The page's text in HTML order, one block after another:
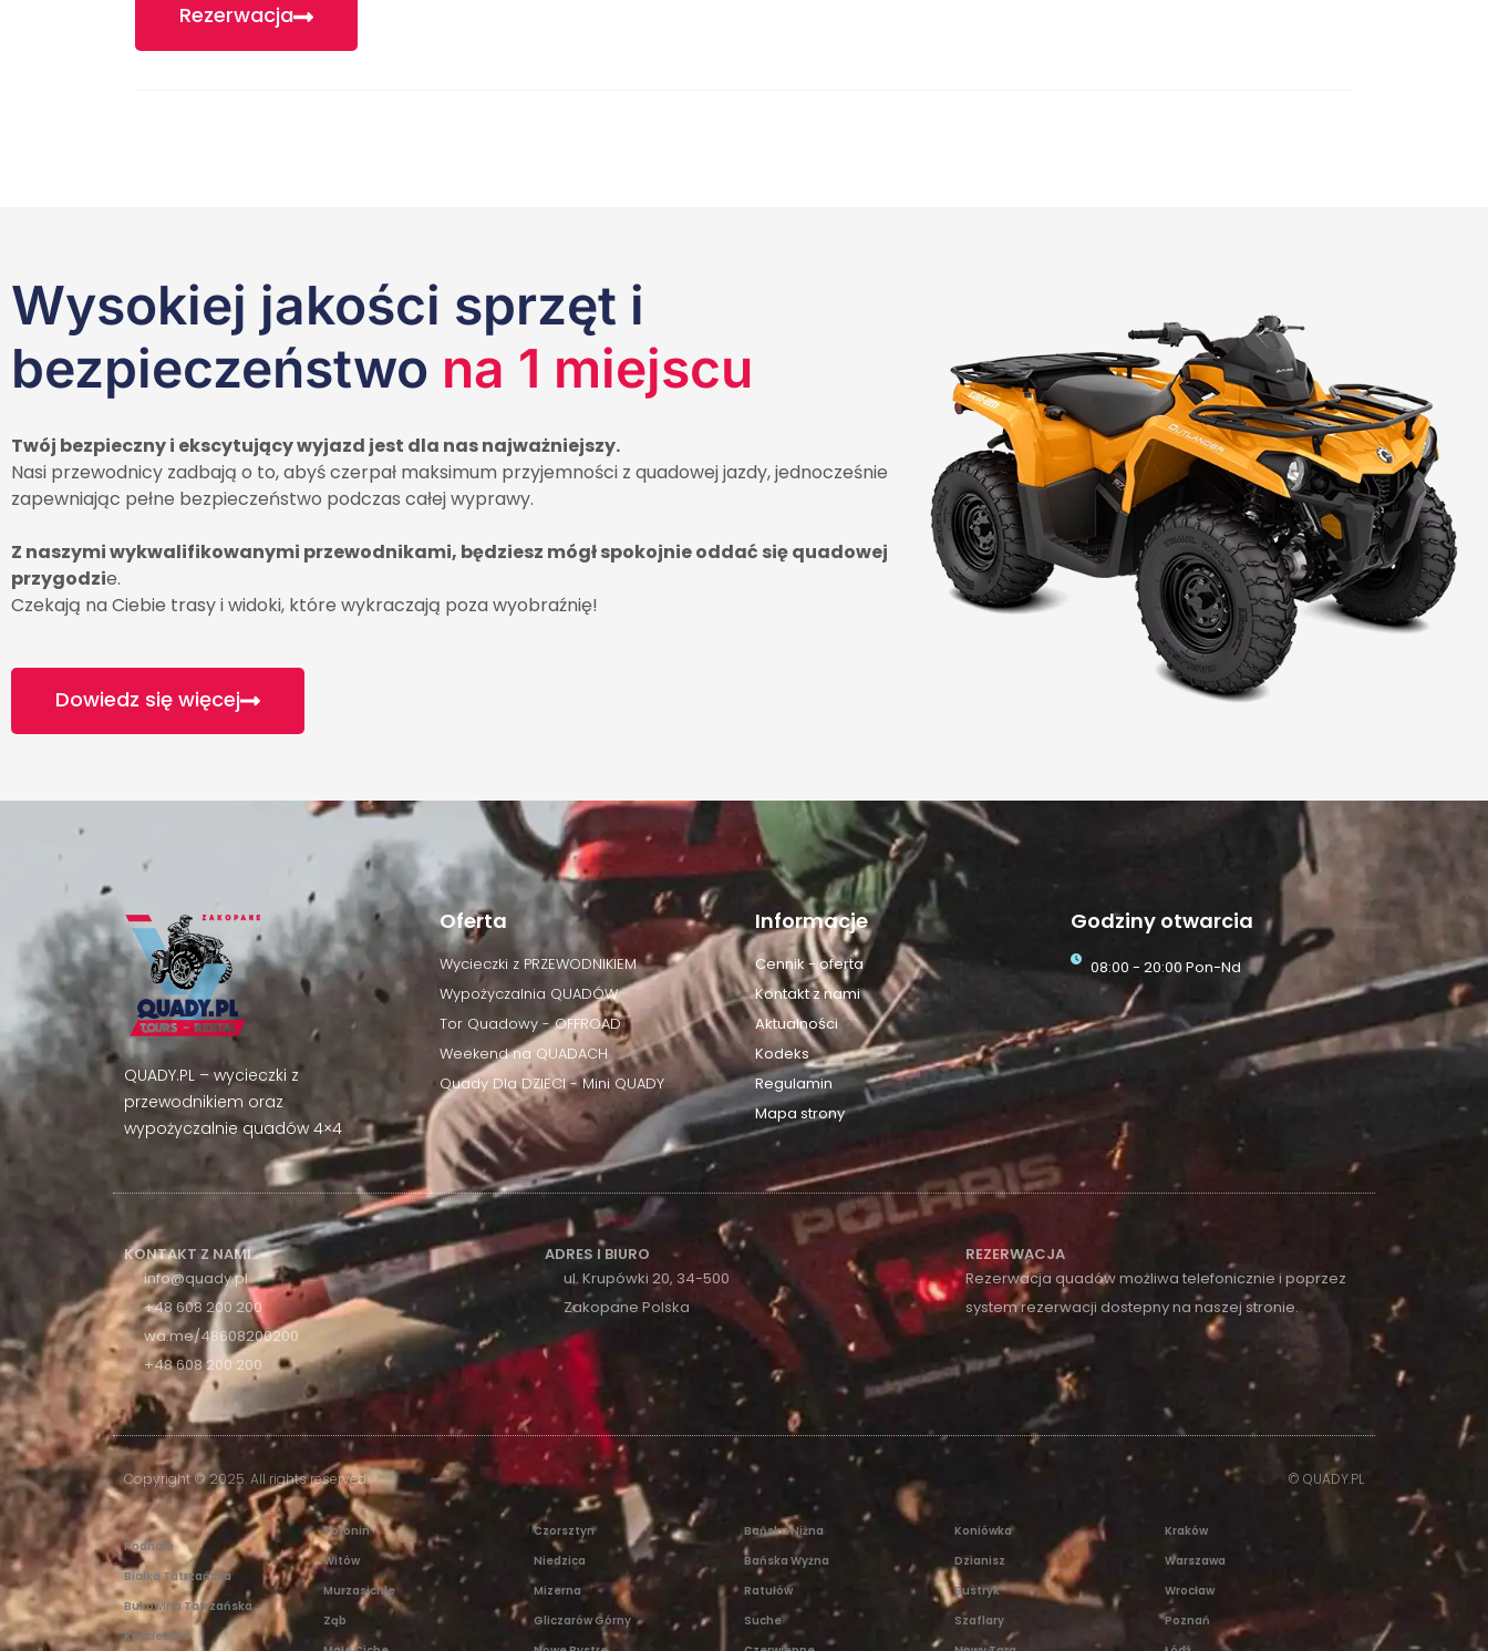
Rezerwacja
Wysokiej jakości sprzęt i
bezpieczeństwo na 1 miejscu
Twój bezpieczny i ekscytujący wyjazd jest dla nas najważniejszy.
Nasi przewodnicy zadbają o to, abyś czerpał maksimum przyjemności z quadowej jazdy, jednocześnie
zapewniając pełne bezpieczeństwo podczas całej wyprawy.
Z naszymi wykwalifikowanymi przewodnikami, będziesz mógł spokojnie oddać się quadowej
przygodzie.
Czekają na Ciebie trasy i widoki, które wykraczają poza wyobraźnię!
Dowiedz się więcej
QUADY.PL – wycieczki z
przewodnikiem oraz
wypożyczalnie quadów 4×4
Oferta
Wycieczki z PRZEWODNIKIEM
Wypożyczalnia QUADÓW
Tor Quadowy - OFFROAD
Weekend na QUADACH
Quady Dla DZIECI - Mini QUADY
Informacje
Cennik - oferta
Kontakt z nami
Aktualności
Kodeks
Regulamin
Mapa strony
Godziny otwarcia
08:00 - 20:00 Pon-Nd
KONTAKT Z NAMI
info@quady.pl
+48 608 200 200
wa.me/48608200200
+48 608 200 200
ADRES I BIURO
ul. Krupówki 20, 34-500
Zakopane Polska
REZERWACJA
Rezerwacja quadów możliwa telefonicznie i poprzez
system rezerwacji dostepny na naszej stronie.
Copyright © 2025. All rights reserved. © QUADY.PL
Podhale
Białka Tatrzańska
Bukowina Tatrzańska
Kościelisko
Poronin
Witów
Murzasichle
Ząb
Czorsztyn
Niedzica
Mizerna
Gliczarów Górny
Bańska Niżna
Bańska Wyżna
Ratułów
Suche
Koniówka
Dzianisz
Bustryk
Szaflary
Kraków
Warszawa
Wrocław
Poznań